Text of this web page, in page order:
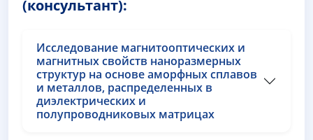
(консультант):
Исследование магнитооптических и
магнитных свойств наноразмерных
структур на основе аморфных сплавов
и металлов, распределенных в
диэлектрических и
полупроводниковых матрицах